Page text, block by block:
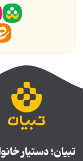
تبیان؛ دستیار